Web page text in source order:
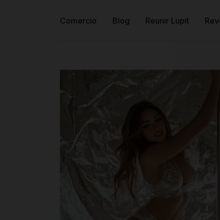
Comercio Blog Reunir Lupit